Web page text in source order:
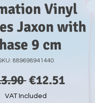
Vinyl
Jaxon with
9 cm
889698941440
Regular
Price
€12.51Sale
VAT Included